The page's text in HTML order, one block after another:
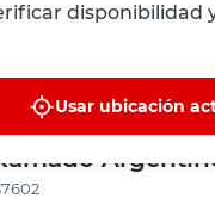
disponibilidad
Usar ubicación
Argentino
para Ahumar